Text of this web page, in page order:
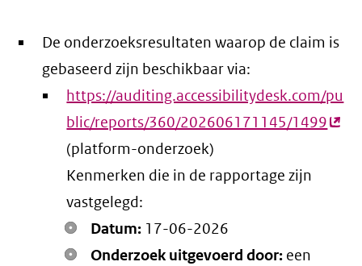
De onderzoeksresultaten waarop de claim is
gebaseerd zijn beschikbaar via:
https://auditing.accessibilitydesk.com/pu
blic/reports/360/202606171145/1499
(platform-onderzoek)
Kenmerken die in de rapportage zijn
vastgelegd:
Datum: 17-06-2026
Onderzoek uitgevoerd door: een